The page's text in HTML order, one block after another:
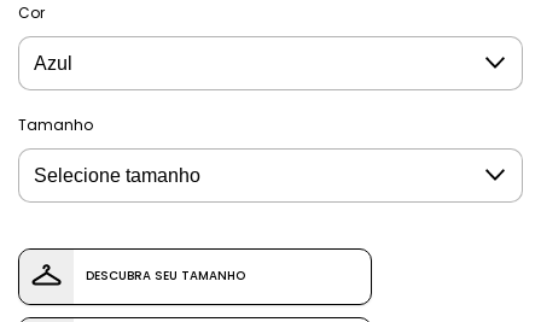
Cor
Tamanho
DESCUBRA SEU TAMANHO